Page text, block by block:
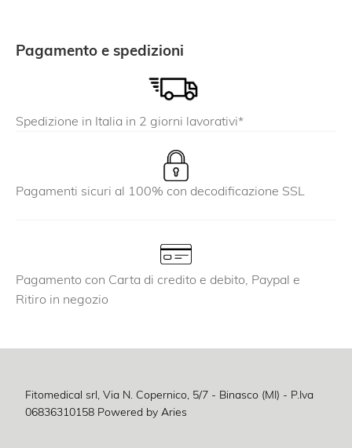
Pagamento e spedizioni
Spedizione in Italia in 2 giorni lavorativi*
Pagamenti sicuri al 100% con decodificazione SSL
Pagamento con Carta di credito e debito, Paypal e
Ritiro in negozio
Fitomedical srl, Via N. Copernico, 5/7 - Binasco (MI) - P.Iva
06836310158 Powered by Aries